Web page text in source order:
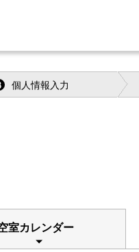
個人情報入力
室カレンダー